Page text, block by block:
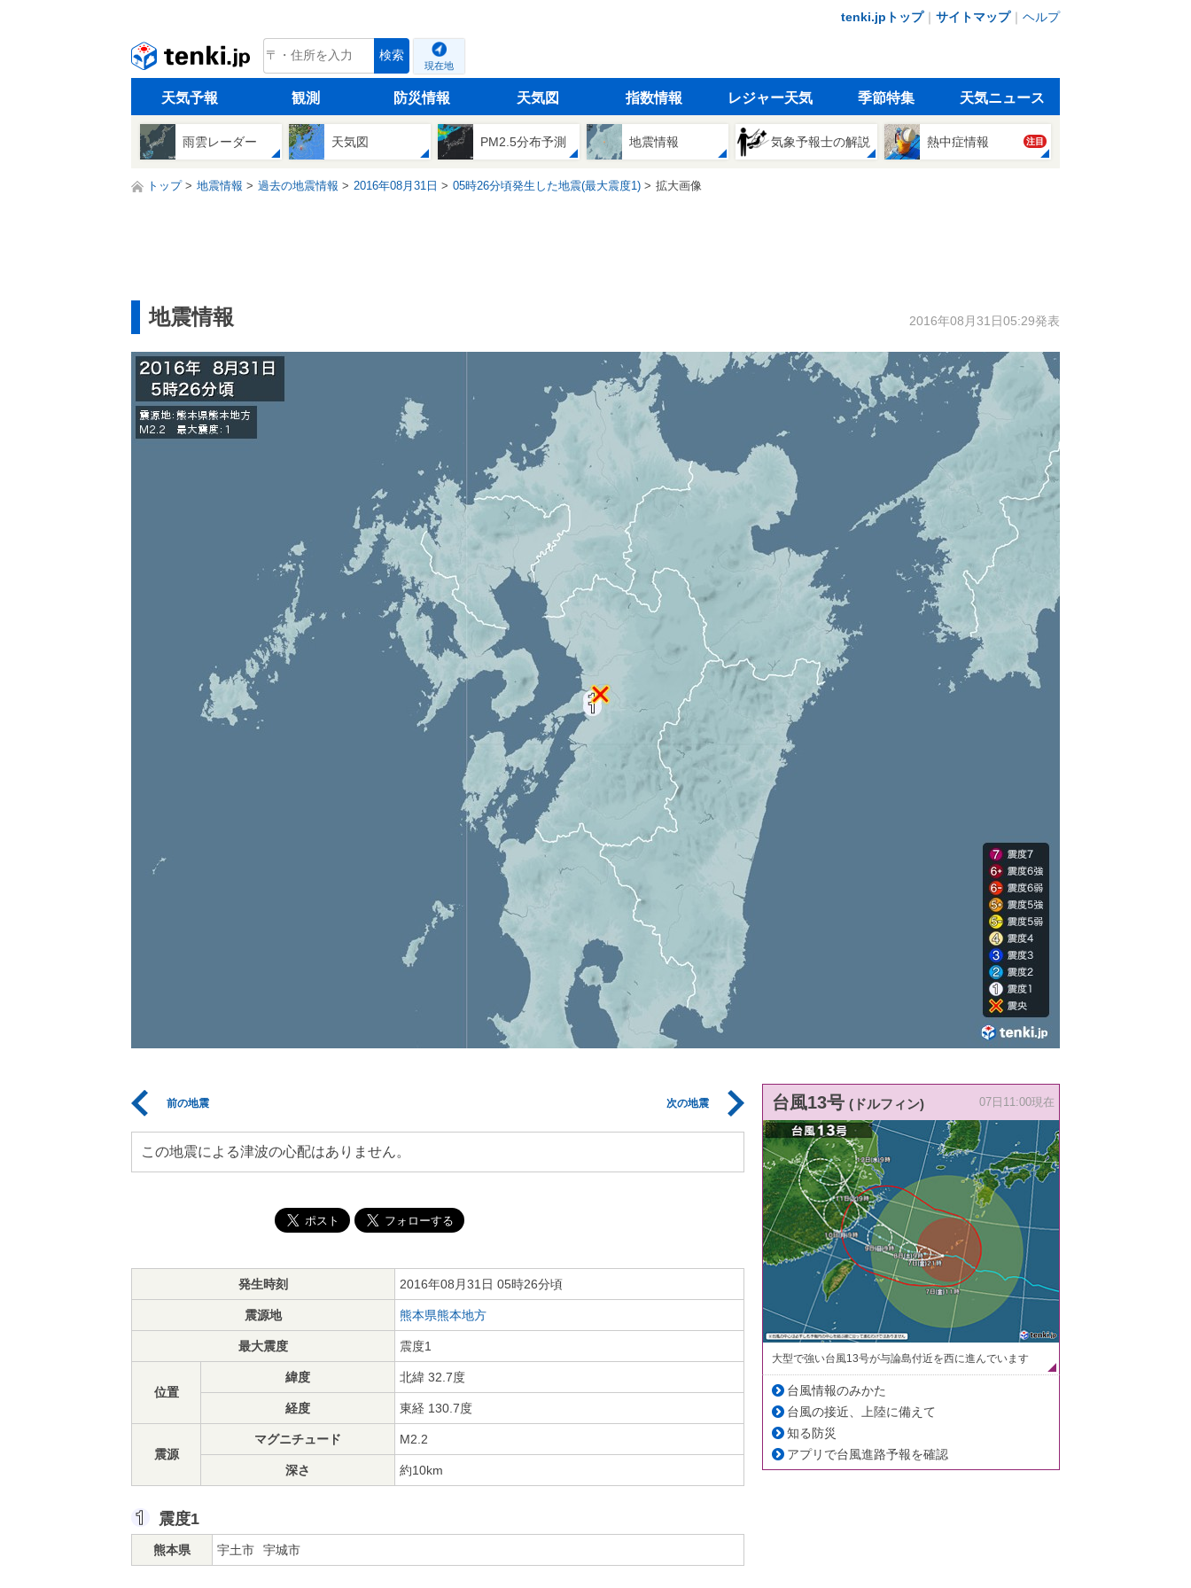
tenki.jpトップ｜ サイトマップ｜ ヘルプ
tenki.jp 検索
現在地
天気予報 観測 防災情報 天気図 指数情報 レジャー天気 季節特集 天気ニュース
雨雲レーダー 天気図 PM2.5分布予測 地震情報 気象予報士の解説 熱中症情報 注目
トップ 地震情報 過去の地震情報 2016年08月31日 05時26分頃発生した地震(最大震度1) 拡大画像
地震情報 2016年08月31日05:29発表
前の地震 次の地震
この地震による津波の心配はありません。
発生時刻 2016年08月31日 05時26分頃
震源地 熊本県熊本地方
最大震度 震度1
位置
緯度 北緯 32.7度
経度 東経 130.7度
震源
マグニチュード M2.2
深さ 約10km
震度1
熊本県 宇土市 宇城市
台風13号 (ドルフィン) 07日11:00現在
大型で強い台風13号が与論島付近を西に進んでいます
台風情報のみかた
台風の接近、上陸に備えて
知る防災
アプリで台風進路予報を確認